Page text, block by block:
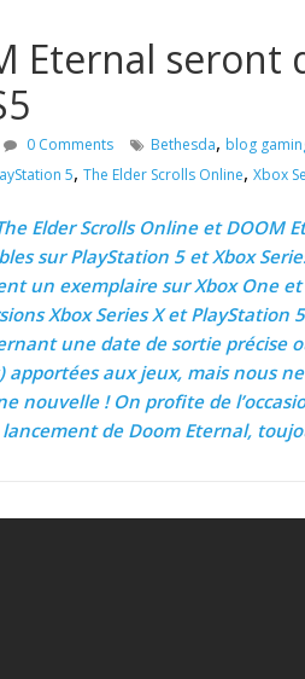
Eternal
0 Comments Bethesda, blog
5, The Elder Scrolls Online, Xbox
Elder Scrolls Online et DOOM
sur PlayStation 5 et Xbox
un exemplaire sur Xbox One
Xbox Series X et PlayStation
une date de sortie précise
aux jeux, mais nous
nouvelle ! On profite de
lancement de Doom Eternal,